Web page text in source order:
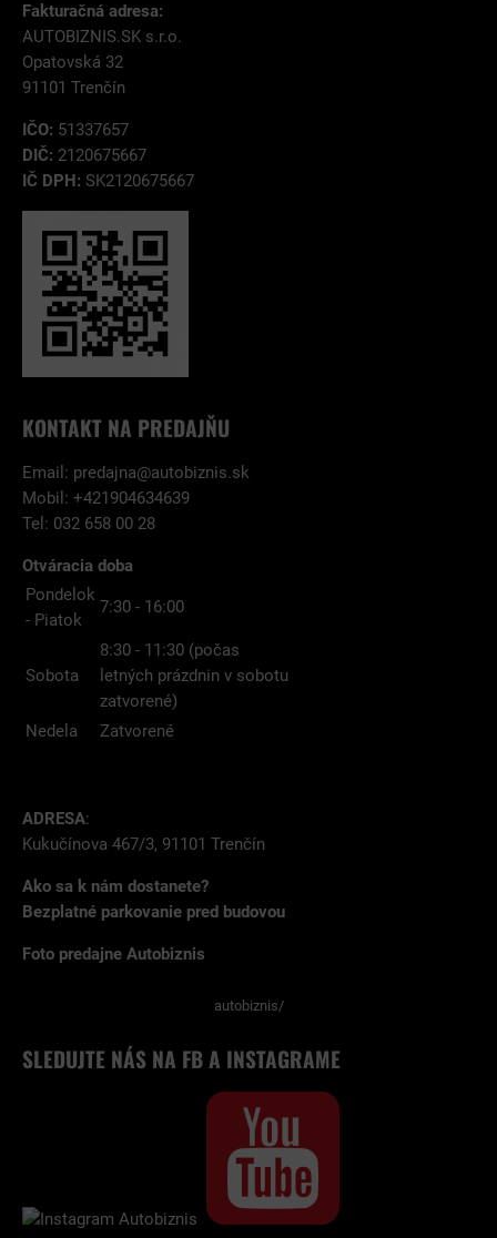
Fakturačná adresa:
AUTOBIZNIS.SK s.r.o.
Opatovská 32
91101 Trenčín
IČO: 51337657
DIČ: 2120675667
IČ DPH: SK2120675667
KONTAKT NA PREDAJŇU
Email: predajna@autobiznis.sk
Mobil: +421904634639
Tel: 032 658 00 28
Otváracia doba
Pondelok
- Piatok
7:30 - 16:00
Sobota
8:30 - 11:30 (počas
letných prázdnin v sobotu
zatvorené)
Nedela
Zatvorené
ADRESA:
Kukučínova 467/3, 91101 Trenčín
Ako sa k nám dostanete?
Bezplatné parkovanie pred budovou
Foto predajne Autobiznis
autobiznis/
SLEDUJTE NÁS NA FB A INSTAGRAME